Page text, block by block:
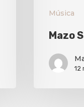
Música
Mazo
12